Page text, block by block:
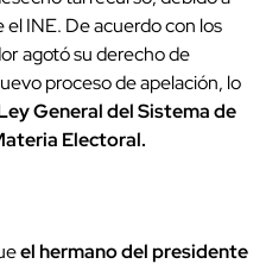
INE. De acuerdo con los
agotó su derecho de
proceso de apelación, lo
General del Sistema de
Electoral.
el hermano del presidente